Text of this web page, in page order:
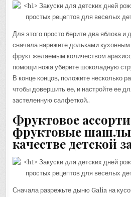
Для этого просто берите два яблока и
сначала нарежете дольками
фрукт желаемым количеством
помощи ножа уберите шоколадную
В конце концов, положите несколько
чтобы довершить ее, и настройте ее
застеленную салфеткой..
Фруктовое
фруктовые
качестве детской
Сначала разрежьте дыню Galia на